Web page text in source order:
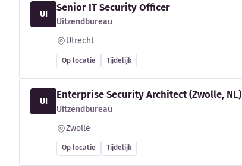
UI
Senior IT Security Officer
Uitzendbureau
Utrecht
Op locatie Tijdelijk
UI
Enterprise Security Architect (Zwolle, NL)
Uitzendbureau
Zwolle
Op locatie Tijdelijk